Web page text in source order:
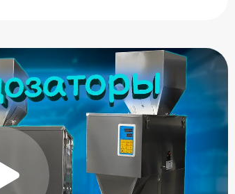
стали;
использующая рабочее
колесами;
панель управления.
дозатор FZ-3000 вы можете на
на все интересующие вас